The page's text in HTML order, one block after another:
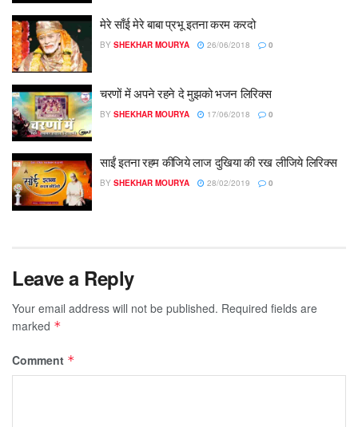
मेरे साँई मेरे बाबा प्रभू इतना करम करदो
BY SHEKHAR MOURYA 26/06/2018 0
चरणों में अपने रहने दे मुझको भजन लिरिक्स
BY SHEKHAR MOURYA 17/06/2018 0
साईं इतना रहम कीजिये लाज दुखिया की रख लीजिये लिरिक्स
BY SHEKHAR MOURYA 28/02/2019 0
Leave a Reply
Your email address will not be published. Required fields are
marked *
Comment *